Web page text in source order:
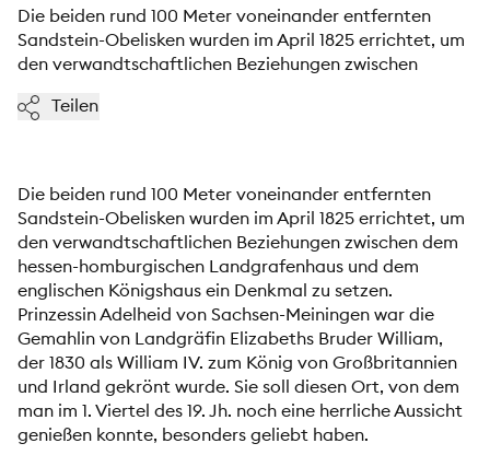
Die beiden rund 100 Meter voneinander entfernten
Sandstein-Obelisken wurden im April 1825 errichtet, um
den verwandtschaftlichen Beziehungen zwischen
Teilen
Die beiden rund 100 Meter voneinander entfernten
Sandstein-Obelisken wurden im April 1825 errichtet, um
den verwandtschaftlichen Beziehungen zwischen dem
hessen-homburgischen Landgrafenhaus und dem
englischen Königshaus ein Denkmal zu setzen.
Prinzessin Adelheid von Sachsen-Meiningen war die
Gemahlin von Landgräfin Elizabeths Bruder William,
der 1830 als William IV. zum König von Großbritannien
und Irland gekrönt wurde. Sie soll diesen Ort, von dem
man im 1. Viertel des 19. Jh. noch eine herrliche Aussicht
genießen konnte, besonders geliebt haben.